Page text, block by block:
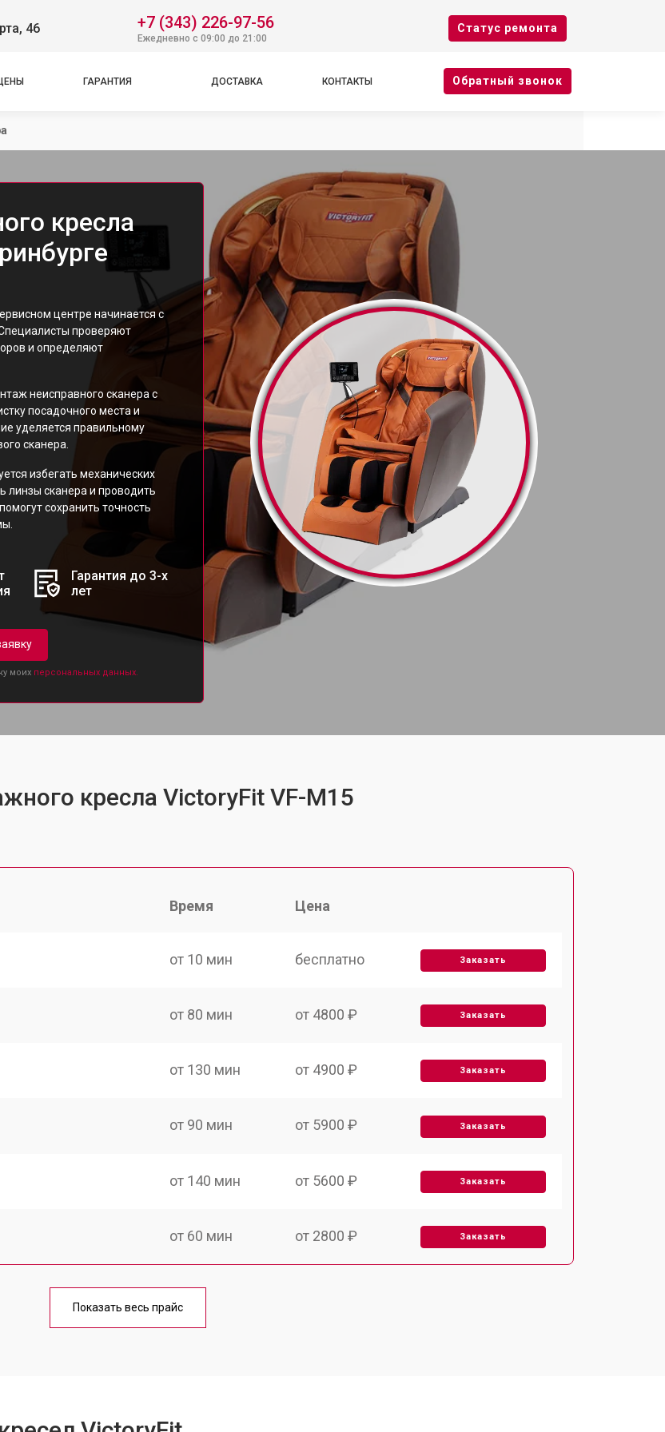
46 +7 (343) 226-97-56
Ежедневно с 09:00 до 21:00
Cтатус ремонта
ГАРАНТИЯ ДОСТАВКА КОНТАКТЫ Oбратный звонок
кресла
центре начинается с
проверяют
и определяют
неисправного сканера с
посадочного места и
уделяется правильному
сканера.
избегать механических
линзы сканера и проводить
сохранить точность
Гарантия до 3-х
лет
моих персональных данных.
кресла VictoryFit VF-M15
Время Цена
от 10 мин бесплатно Заказать
от 80 мин от 4800 ₽ Заказать
от 130 мин от 4900 ₽ Заказать
от 90 мин от 5900 ₽ Заказать
от 140 мин от 5600 ₽ Заказать
от 60 мин от 2800 ₽ Заказать
от 150 мин
Показать весь прайс